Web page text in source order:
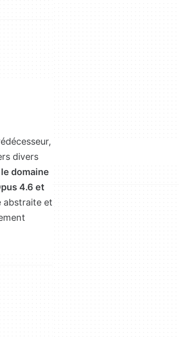
divers
domaine
4.6 et
abstraite et